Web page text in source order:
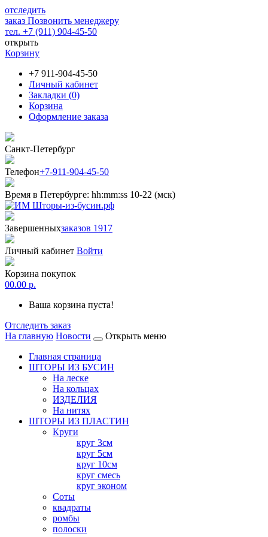
отследить
заказ Позвонить менеджеру
тел. +7 (911) 904-45-50
открыть
Корзину
+7 911-904-45-50
Личный кабинет
Закладки (0)
Корзина
Оформление заказа
Санкт-Петербург
Телефон+7-911-904-45-50
Время в Петербурге: hh:mm:ss 10-22 (мск)
Завершенныхзаказов 1917
Личный кабинет Войти
Корзина покупок
00.00 р.
Ваша корзина пуста!
Отследить заказ
На главную Новости
Открыть меню
Главная страница
ШТОРЫ ИЗ БУСИН
На леске
На кольцах
ИЗДЕЛИЯ
На нитях
ШТОРЫ ИЗ ПЛАСТИН
Круги
круг 3см
круг 5см
круг 10см
круг смесь
круг эконом
Соты
квадраты
ромбы
полоски